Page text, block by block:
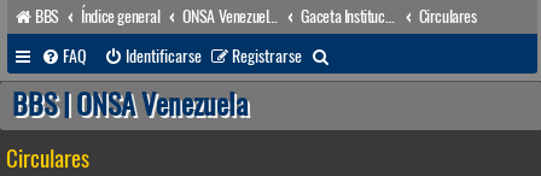
BBS Índice general ONSA Venezuela (acceso público)
Circulares
FAQ
Identificarse Registrarse
u
BBS | ONSA Venezuela
Circulares